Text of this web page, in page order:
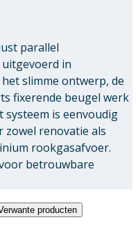
parallel
in
slimme ontwerp, de
fixerende beugel werk
systeem is eenvoudig
zowel renovatie als
rookgasafvoer.
betrouwbare
producten